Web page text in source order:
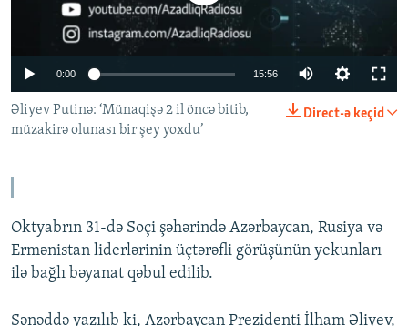
İNFOQRAFIKA
AZƏRBAYCAN ƏDƏBIYYATI KITABXANASI
İSLAM VƏ DEMOKRATIYA
İZ - MƏDƏNIYYƏT PROQRAMI
MISSIYAMIZ
PEŞƏ ETIKASI VƏ JURNALISTIKA STANDARTLARIMIZ
MATERIALLARIMIZDAN ISTIFADƏ
AZADLIQRADIOSU MOBIL TELEFONUNUZDA
BIZI IZLƏ
RFE/RL-in bütün saytları
720p 1080p
0:00 15:56
1080p
Direct-ə keçid
Əliyev Putinə: ‘Münaqişə 2 il öncə bitib,
müzakirə olunası bir şey yoxdu’
Oktyabrın 31-də Soçi şəhərində Azərbaycan, Rusiya və
Ermənistan liderlərinin üçtərəfli görüşünün yekunları
ilə bağlı bəyanat qəbul edilib.
Sənəddə yazılıb ki, Azərbaycan Prezidenti İlham Əliyev,